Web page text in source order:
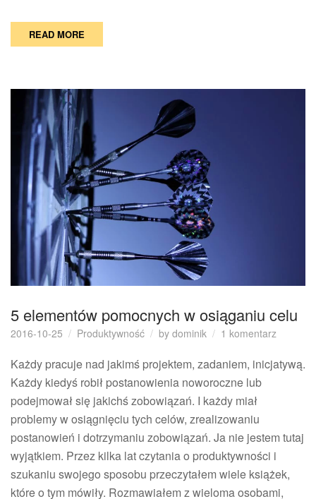
READ MORE
5 elementów pomocnych w osiąganiu celu
2016-10-25 Produktywność by dominik 1 komentarz
Każdy pracuje nad jakimś projektem, zadaniem, inicjatywą.
Każdy kiedyś robił postanowienia noworoczne lub
podejmował się jakichś zobowiązań. I każdy miał
problemy w osiągnięciu tych celów, zrealizowaniu
postanowień i dotrzymaniu zobowiązań. Ja nie jestem tutaj
wyjątkiem. Przez kilka lat czytania o produktywności i
szukaniu swojego sposobu przeczytałem wiele książek,
które o tym mówiły. Rozmawiałem z wieloma osobami,